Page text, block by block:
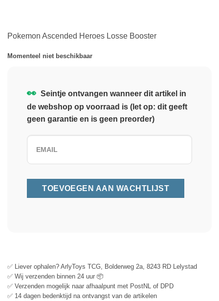
Pokemon Ascended Heroes Losse Booster
Momenteel niet beschikbaar
👀 Seintje ontvangen wanneer dit artikel in
de webshop op voorraad is (let op: dit geeft
geen garantie en is geen preorder)
✅ Liever ophalen? ArlyToys TCG, Bolderweg 2a, 8243 RD Lelystad
✅ Wij verzenden binnen 24 uur 📦
✅ Verzenden mogelijk naar afhaalpunt met PostNL of DPD
✅ 14 dagen bedenktijd na ontvangst van de artikelen